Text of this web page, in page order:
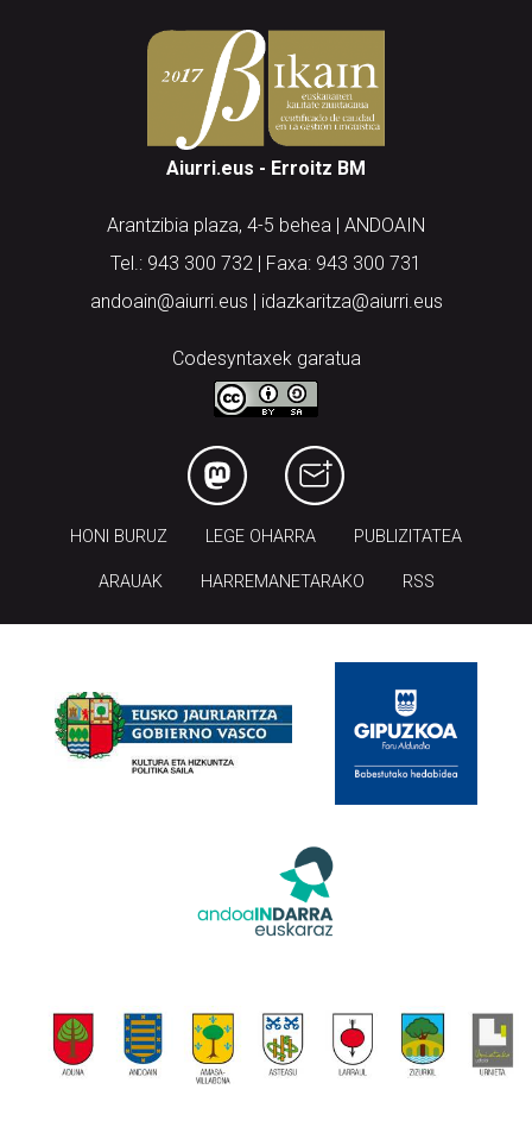
Aiurri.eus - Erroitz BM
Arantzibia plaza, 4-5 behea | ANDOAIN
Tel.: 943 300 732 | Faxa: 943 300 731
andoain@aiurri.eus | idazkaritza@aiurri.eus
Codesyntaxek garatua
HONI BURUZ LEGE OHARRA PUBLIZITATEA
ARAUAK HARREMANETARAKO RSS